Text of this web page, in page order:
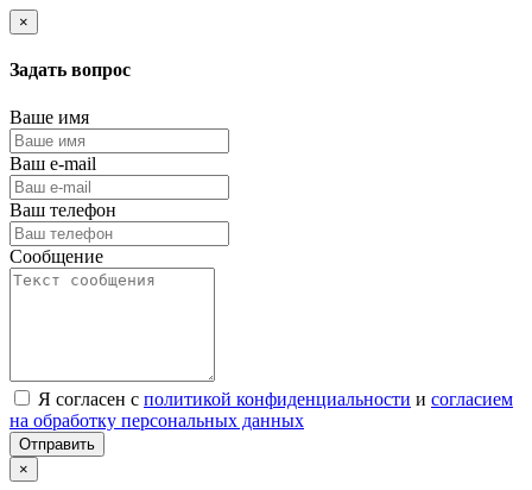
×
Задать вопрос
Ваше имя
Ваш e-mail
Ваш телефон
Сообщение
Я согласен с политикой конфиденциальности и согласием
на обработку персональных данных
Отправить
×